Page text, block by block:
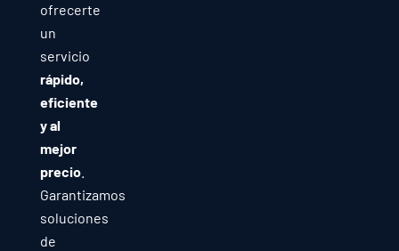
ofrecerte
un
servicio
rápido,
eficiente
y al
mejor
precio.
Garantizamos
soluciones
de